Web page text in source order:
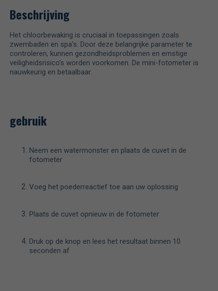
Beschrijving
Het chloorbewaking is cruciaal in toepassingen zoals
zwembaden en spa’s. Door deze belangrijke parameter te
controleren, kunnen gezondheidsproblemen en ernstige
veiligheidsrisico’s worden voorkomen. De mini-fotometer is
nauwkeurig en betaalbaar.
gebruik
Neem een watermonster en plaats de cuvet in de
fotometer
Voeg het poederreactief toe aan uw oplossing
Plaats de cuvet opnieuw in de fotometer
Druk op de knop en lees het resultaat binnen 10
seconden af